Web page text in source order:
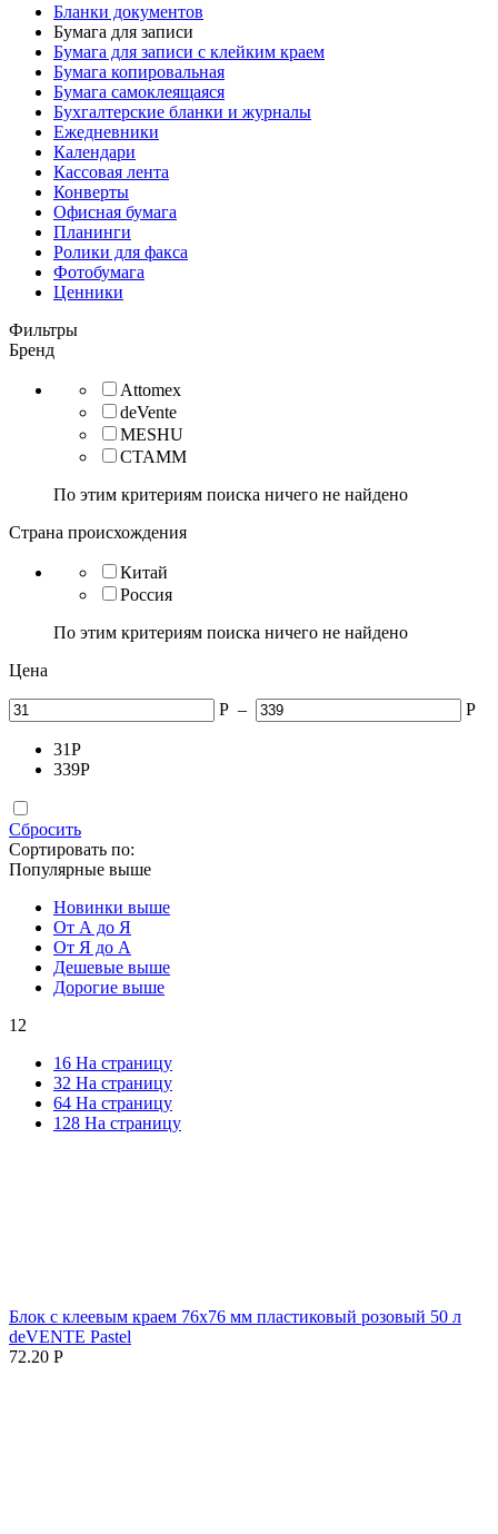
Бланки документов
Бумага для записи
Бумага для записи с клейким краем
Бумага копировальная
Бумага самоклеящаяся
Бухгалтерские бланки и журналы
Ежедневники
Календари
Кассовая лента
Конверты
Офисная бумага
Планинги
Ролики для факса
Фотобумага
Ценники
Фильтры
Бренд
Attomex
deVente
MESHU
СТАММ
По этим критериям поиска ничего не найдено
Страна происхождения
Китай
Россия
По этим критериям поиска ничего не найдено
Цена
Р – Р
31Р
339Р
Сбросить
Сортировать по:
Популярные выше
Новинки выше
От А до Я
От Я до А
Дешевые выше
Дорогие выше
12
16 На страницу
32 На страницу
64 На страницу
128 На страницу
Блок с клеевым краем 76х76 мм пластиковый розовый 50 л
deVENTE Pastel
72.20 Р